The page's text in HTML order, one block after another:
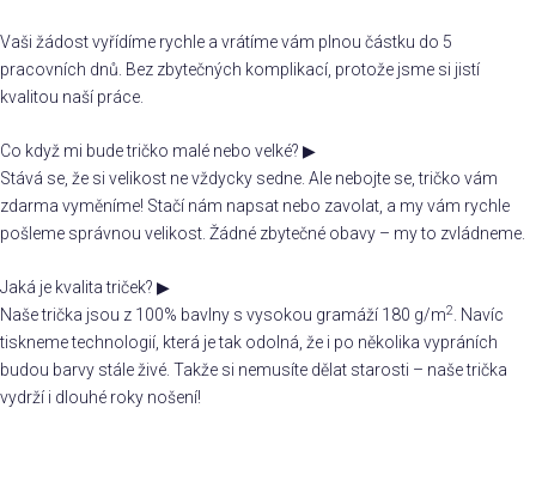
Vaši žádost vyřídíme rychle a vrátíme vám plnou částku do 5
pracovních dnů. Bez zbytečných komplikací, protože jsme si jistí
kvalitou naší práce.
Co když mi bude tričko malé nebo velké? ▶
Stává se, že si velikost ne vždycky sedne. Ale nebojte se, tričko vám
zdarma vyměníme! Stačí nám napsat nebo zavolat, a my vám rychle
pošleme správnou velikost. Žádné zbytečné obavy – my to zvládneme.
Jaká je kvalita triček? ▶
Naše trička jsou z 100% bavlny s vysokou gramáží 180 g/m2. Navíc
tiskneme technologií, která je tak odolná, že i po několika vypráních
budou barvy stále živé. Takže si nemusíte dělat starosti – naše trička
vydrží i dlouhé roky nošení!